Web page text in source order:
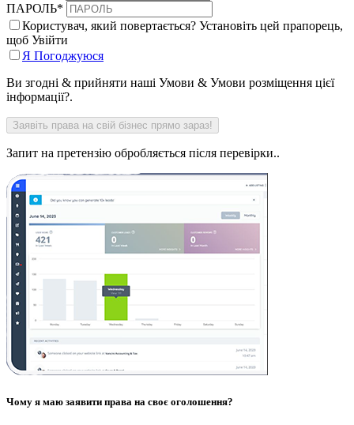
ПАРОЛЬ*
Користувач, який повертається? Установіть цей прапорець,
щоб Увійти
Я Погоджуюся
Ви згодні & прийняти наші Умови & Умови розміщення цієї
інформації?.
Запит на претензію обробляється після перевірки..
Чому я маю заявити права на своє оголошення?